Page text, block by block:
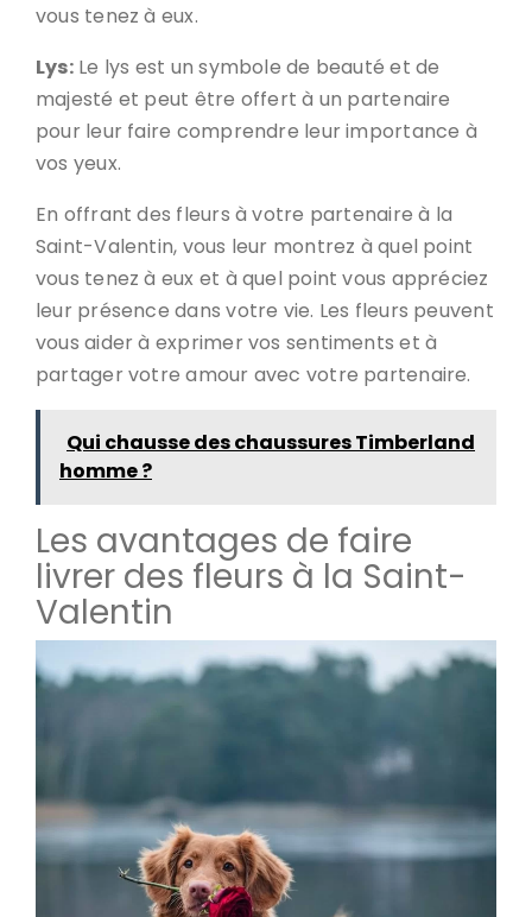
vous tenez à eux.
Lys:Le lys est un symbole de beauté et de
majesté et peut être offert à un partenaire
pour leur faire comprendre leur importance à
vos yeux.
En offrant des fleurs à votre partenaire à la
Saint-Valentin, vous leur montrez à quel point
vous tenez à eux et à quel point vous appréciez
leur présence dans votre vie. Les fleurs peuvent
vous aider à exprimer vos sentiments et à
partager votre amour avec votre partenaire.
Qui chausse des chaussures Timberland
homme ?
Les avantages de faire
livrer des fleurs à la Saint-
Valentin